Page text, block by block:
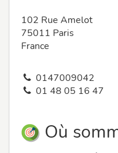
102 Rue Amelot
75011 Paris
France
0147009042
01 48 05 16 47
Où